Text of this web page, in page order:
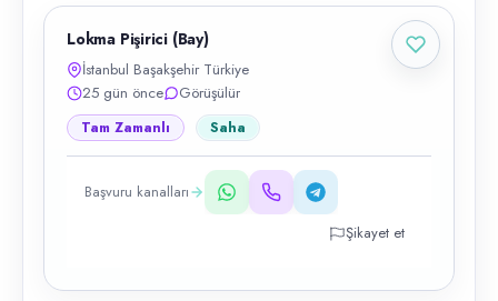
Lokma Pişirici (Bay)
İstanbul Başakşehir Türkiye
25 gün önce
Görüşülür
Tam Zamanlı Saha
Başvuru kanalları
Şikayet et